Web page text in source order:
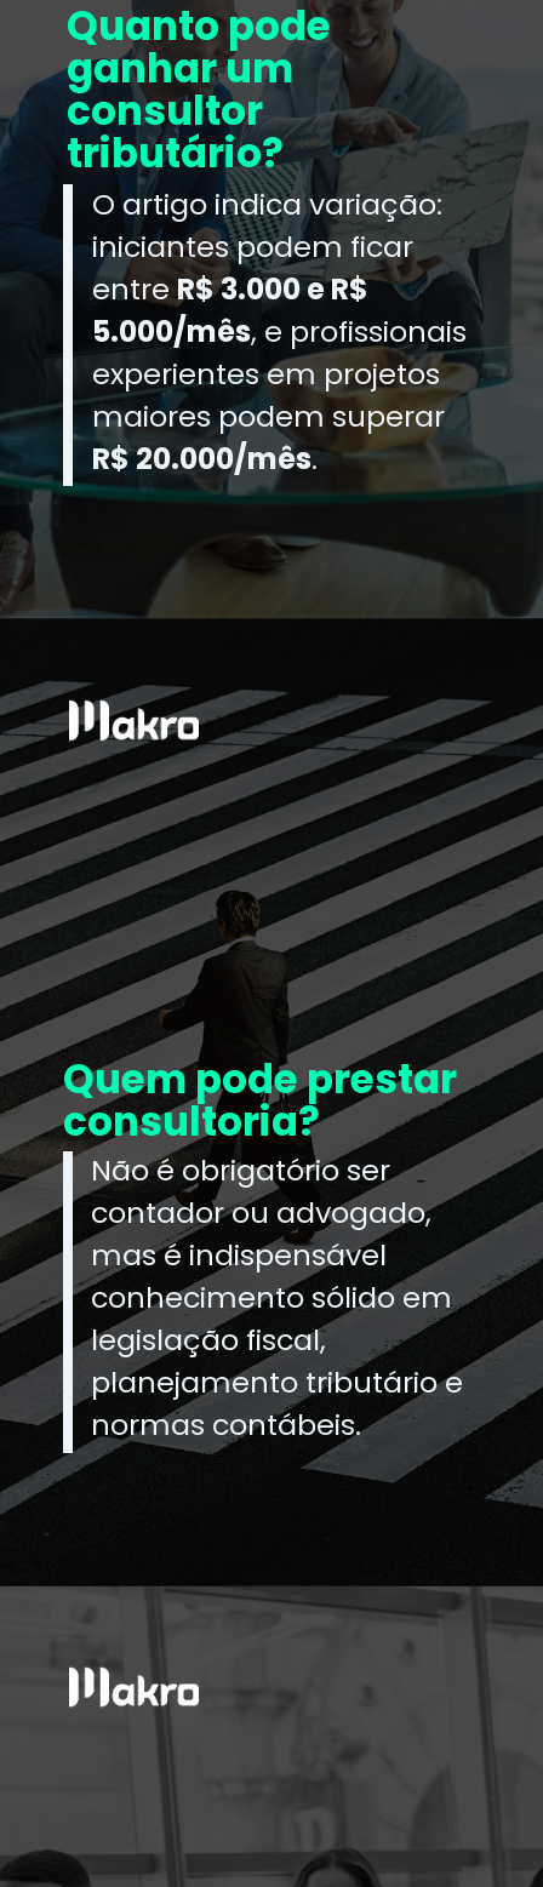
Quanto pode
ganhar um
consultor
tributário?
O artigo indica variação:
iniciantes podem ficar
entreR$ 3.000 e R$
5.000/mês, e profissionais
experientes em projetos
maiores podem superar
R$ 20.000/mês.
Quem pode prestar
consultoria?
Não é obrigatório ser
contador ou advogado,
mas é indispensável
conhecimento sólido em
legislação fiscal,
planejamento tributário e
normas contábeis.